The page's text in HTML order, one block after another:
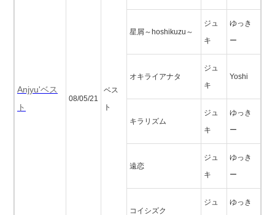
Anjyu'ベス
ト
08/05/21
ベス
ト
星屑～hoshikuzu～
ジュ
キ
ゆっき
ー
オキライアナタ
ジュ
キ
Yoshi
キラリズム
ジュ
キ
ゆっき
ー
遠恋
ジュ
キ
ゆっき
ー
コイシズク
ジュ ゆっき